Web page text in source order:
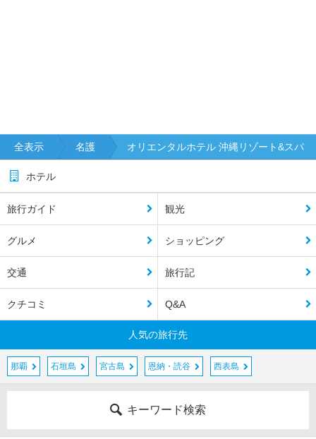
全表示 名護 オリエンタルホテル 沖縄リゾート&スパ
ホテル
旅行ガイド 観光
グルメ ショッピング
交通 旅行記
クチコミ Q&A
人気の旅行先
那覇 石垣島 宮古島 恩納・読谷 西表島
キーワード検索